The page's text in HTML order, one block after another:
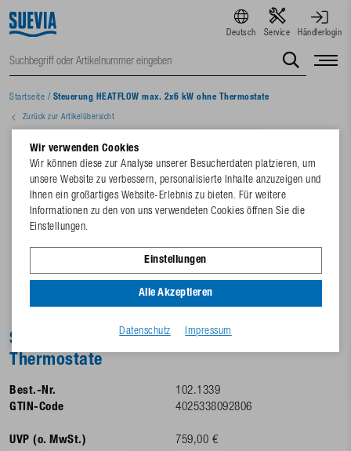
Deutsch Service Händlerlogin
Startseite / Steuerung HEATFLOW max. 2x6 kW ohne Thermostate
Zurück zur Artikelübersicht
Steuerung HEATFLOW max. 2x6 kW ohne
Thermostate
Best.-Nr.
102.1339
GTIN-Code
4025338092806
UVP (o. MwSt.)
759,00 €
Wir verwenden Cookies
Wir können diese zur Analyse unserer Besucherdaten platzieren, um
unsere Website zu verbessern, personalisierte Inhalte anzuzeigen und
Ihnen ein großartiges Website-Erlebnis zu bieten. Für weitere
Informationen zu den von uns verwendeten Cookies öffnen Sie die
Einstellungen.
Einstellungen
Alle Akzeptieren
Datenschutz Impressum